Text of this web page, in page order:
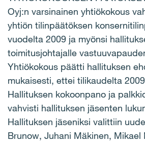
Oyj:n varsinainen yhtiökokous
yhtiön tilinpäätöksen
vuodelta 2009 ja myönsi
toimitusjohtajalle
Yhtiökokous päätti hallituksen
mukaisesti, ettei tilikaudelta
Hallituksen kokoonpano ja
vahvisti hallituksen jäsenten
Hallituksen jäseniksi valittiin
Brunow, Juhani Mäkinen, Mikael